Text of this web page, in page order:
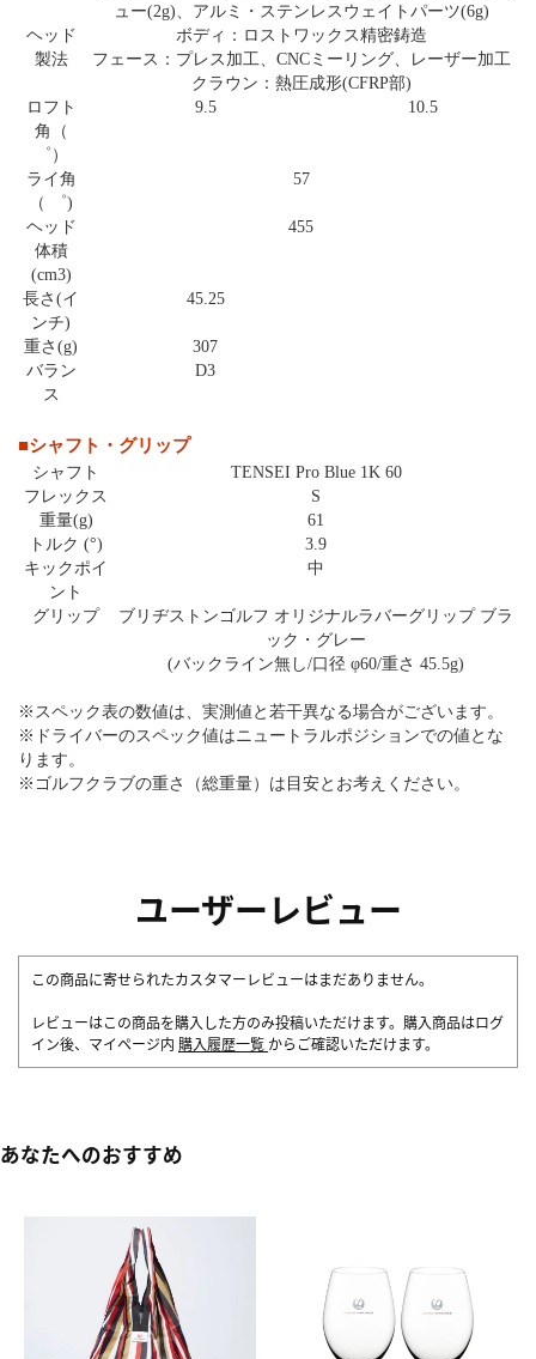
ュー(2g)、アルミ・ステンレスウェイトパーツ(6g)
ヘッド
製法
ボディ：ロストワックス精密鋳造
フェース：プレス加工、CNCミーリング、レーザー加工
クラウン：熱圧成形(CFRP部)
ロフト
角（
゜）
9.5 10.5
ライ角
（ ゜)
57
ヘッド
体積
(cm3)
455
長さ(イ
ンチ)
45.25
重さ(g)
307
バラン
ス
D3
■シャフト・グリップ
シャフト
TENSEI Pro Blue 1K 60
フレックス
S
重量(g)
61
トルク (°)
3.9
キックポイ
ント
中
グリップ
ブリヂストンゴルフ オリジナルラバーグリップ ブラ
ック・グレー
(バックライン無し/口径 φ60/重さ 45.5g)
※スペック表の数値は、実測値と若干異なる場合がございます。
※ドライバーのスペック値はニュートラルポジションでの値とな
ります。
※ゴルフクラブの重さ（総重量）は目安とお考えください。
ユーザーレビュー
この商品に寄せられたカスタマーレビューはまだありません。
レビューはこの商品を購入した方のみ投稿いただけます。購入商品はログ
イン後、マイページ内 購入履歴一覧 からご確認いただけます。
あなたへのおすすめ